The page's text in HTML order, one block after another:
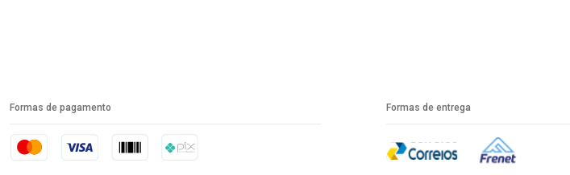
Formas de pagamento Formas de entrega